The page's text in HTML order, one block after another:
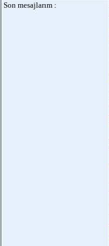
Son mesajlarım :